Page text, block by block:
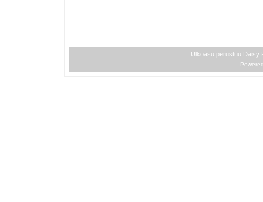
Ulkoasu perustuu Daisy